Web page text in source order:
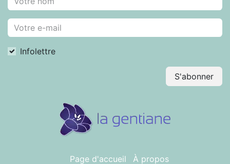
Infolettre
S'abonner
Page d'accueil À propos